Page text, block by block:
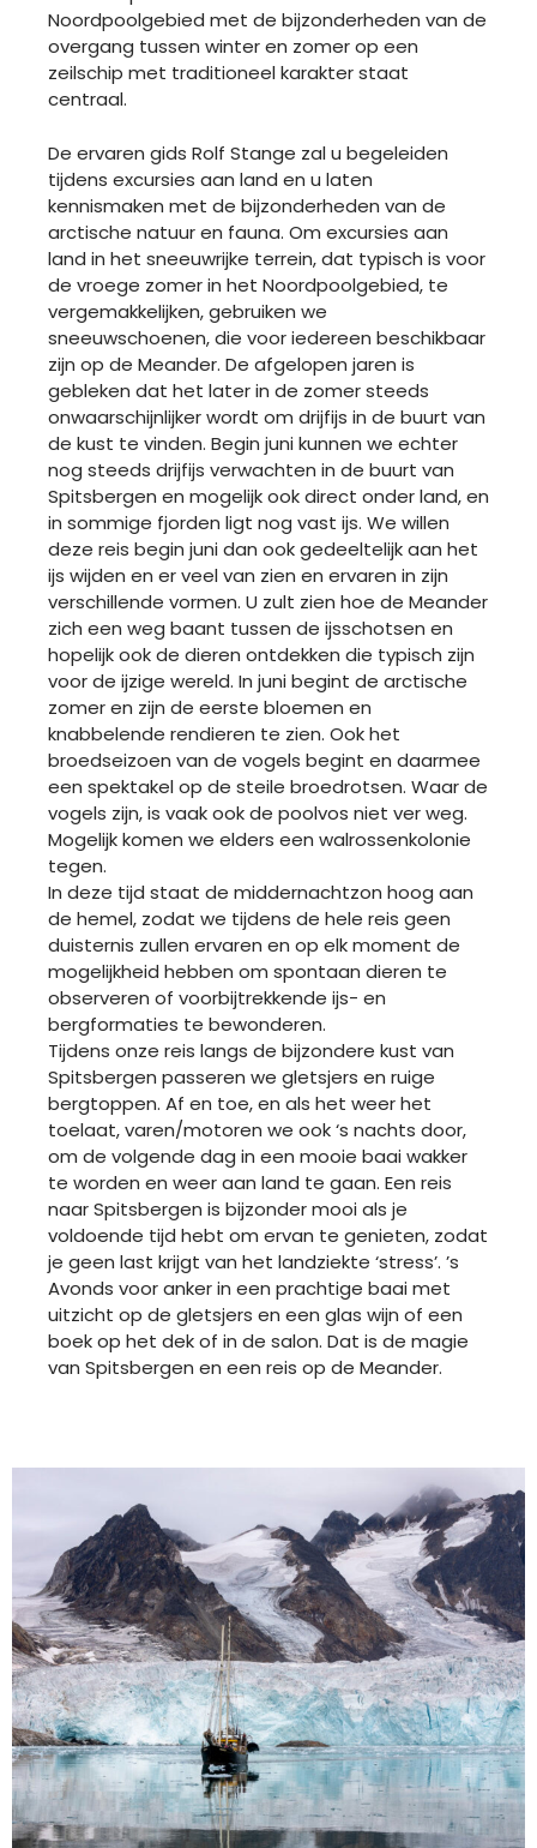
Noordpoolgebied met de bijzonderheden van de
overgang tussen winter en zomer op een
zeilschip met traditioneel karakter staat
centraal.
De ervaren gids Rolf Stange zal u begeleiden
tijdens excursies aan land en u laten
kennismaken met de bijzonderheden van de
arctische natuur en fauna. Om excursies aan
land in het sneeuwrijke terrein, dat typisch is voor
de vroege zomer in het Noordpoolgebied, te
vergemakkelijken, gebruiken we
sneeuwschoenen, die voor iedereen beschikbaar
zijn op de Meander. De afgelopen jaren is
gebleken dat het later in de zomer steeds
onwaarschijnlijker wordt om drijfijs in de buurt van
de kust te vinden. Begin juni kunnen we echter
nog steeds drijfijs verwachten in de buurt van
Spitsbergen en mogelijk ook direct onder land, en
in sommige fjorden ligt nog vast ijs. We willen
deze reis begin juni dan ook gedeeltelijk aan het
ijs wijden en er veel van zien en ervaren in zijn
verschillende vormen. U zult zien hoe de Meander
zich een weg baant tussen de ijsschotsen en
hopelijk ook de dieren ontdekken die typisch zijn
voor de ijzige wereld. In juni begint de arctische
zomer en zijn de eerste bloemen en
knabbelende rendieren te zien. Ook het
broedseizoen van de vogels begint en daarmee
een spektakel op de steile broedrotsen. Waar de
vogels zijn, is vaak ook de poolvos niet ver weg.
Mogelijk komen we elders een walrossenkolonie
tegen.
In deze tijd staat de middernachtzon hoog aan
de hemel, zodat we tijdens de hele reis geen
duisternis zullen ervaren en op elk moment de
mogelijkheid hebben om spontaan dieren te
observeren of voorbijtrekkende ijs- en
bergformaties te bewonderen.
Tijdens onze reis langs de bijzondere kust van
Spitsbergen passeren we gletsjers en ruige
bergtoppen. Af en toe, en als het weer het
toelaat, varen/motoren we ook ‘s nachts door,
om de volgende dag in een mooie baai wakker
te worden en weer aan land te gaan. Een reis
naar Spitsbergen is bijzonder mooi als je
voldoende tijd hebt om ervan te genieten, zodat
je geen last krijgt van het landziekte ‘stress’. ’s
Avonds voor anker in een prachtige baai met
uitzicht op de gletsjers en een glas wijn of een
boek op het dek of in de salon. Dat is de magie
van Spitsbergen en een reis op de Meander.